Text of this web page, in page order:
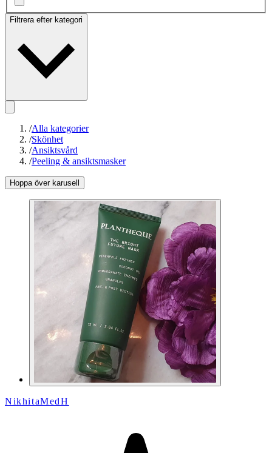
Filtrera efter kategori
/Alla kategorier
/Skönhet
/Ansiktsvård
/Peeling & ansiktsmasker
Hoppa över karusell
NikhitaMedH